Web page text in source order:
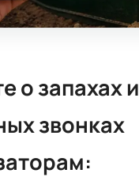
о запахах и
звонках